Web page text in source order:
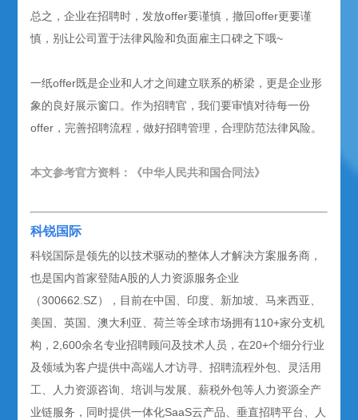
总之，企业在招聘时，发放offer要谨慎，撤回offer更要谨
慎，别让公司置于法律风险和负面雇主口碑之下哦~
一纸offer既是企业和人才之间建立联系的桥梁，更是企业形
象的良好展示窗口。作为招聘官，我们要审慎对待每一份
offer，完善招聘流程，做好招聘管理，合理防范法律风险。
本文参考官方资料：《中华人民共和国合同法》
科锐国际
科锐国际是领先的以技术驱动的整体人才解决方案服务商，
也是国内首家登陆A股的人力资源服务企业
（300662.SZ），目前在中国、印度、新加坡、马来西亚、
美国、英国、澳大利亚、荷兰等全球市场拥有110+家分支机
构，2,600余名专业招聘顾问及技术人员，在20+个细分行业
及领域为客户提供中高端人才访寻、招聘流程外包、灵活用
工、人力资源咨询、培训与发展、薪税外包等人力资源全产
业链服务，同时提供一体化SaaS云产品、垂直招聘平台、人